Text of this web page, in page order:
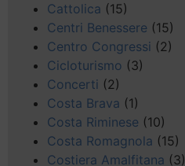
Cattolica (15)
Centri Benessere (15)
Centro Congressi (2)
Cicloturismo (3)
Concerti (2)
Costa Brava (1)
Costa Riminese (10)
Costa Romagnola (15)
Costiera Amalfitana (3)